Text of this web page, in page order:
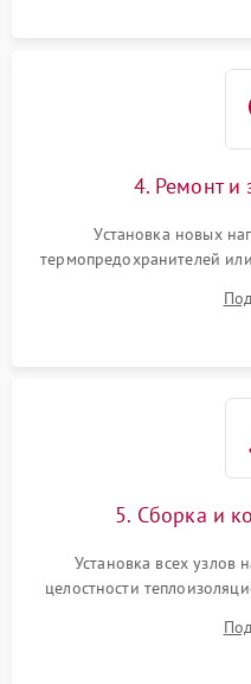
4. Ремонт и
Установка новых
термопредохранителей
выгоревших реле,
5. Сборка и
Установка всех узлов
целостности
исключить перегрев
Надежная фиксация